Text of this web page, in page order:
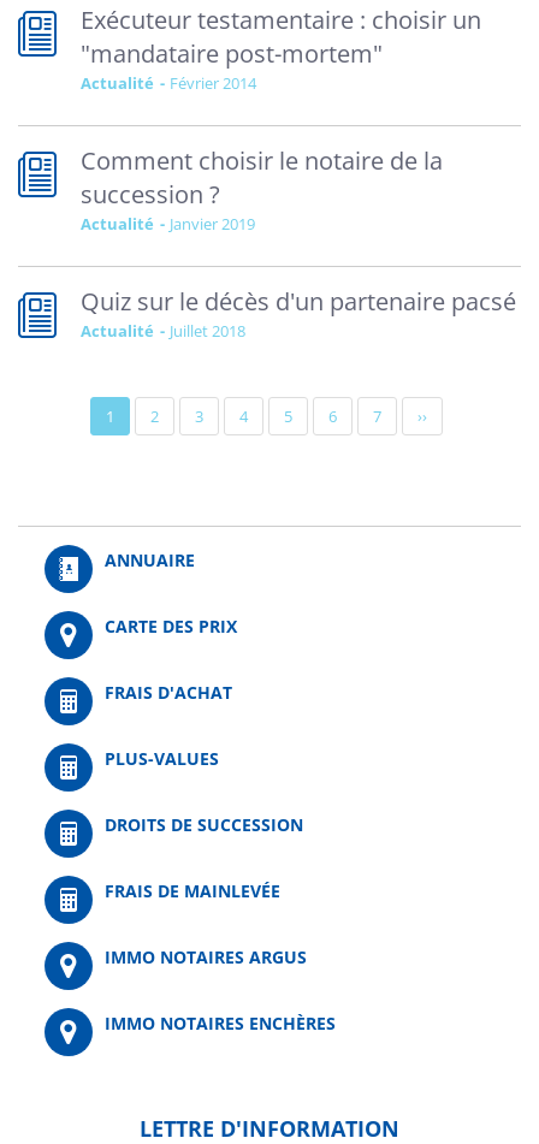
Exécuteur testamentaire : choisir un
"mandataire post-mortem"
Actualité février 2014
Comment choisir le notaire de la
succession ?
Actualité janvier 2019
Quiz sur le décès d'un partenaire pacsé
Actualité juillet 2018
Pagination
Page
actuelle
1 Page
2 Page
3 Page
4 Page
5 Page
6 Page
7
Page
suivante
››
ANNUAIRE
CARTE DES PRIX
FRAIS D'ACHAT
PLUS-VALUES
DROITS DE SUCCESSION
FRAIS DE MAINLEVÉE
IMMO NOTAIRES ARGUS
IMMO NOTAIRES ENCHÈRES
LETTRE D'INFORMATION